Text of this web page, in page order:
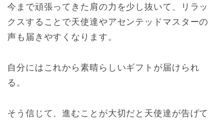
今まで頑張ってきた肩の力を少し抜いて、リラッ
クスすることで天使達やアセンテッドマスターの
声も届きやすくなります。
自分にはこれから素晴らしいギフトが届けられ
る。
そう信じて、進むことが大切だと天使達が告げて